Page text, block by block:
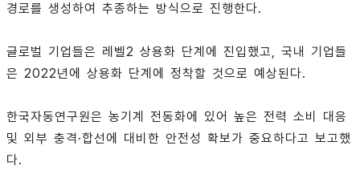
경로를 생성하여 추종하는 방식으로 진행한다.
글로벌 기업들은 레벨2 상용화 단계에 진입했고, 국내 기업들
은 2022년에 상용화 단계에 정착할 것으로 예상된다.
한국자동연구원은 농기계 전동화에 있어 높은 전력 소비 대응
및 외부 충격·합선에 대비한 안전성 확보가 중요하다고 보고했
다.